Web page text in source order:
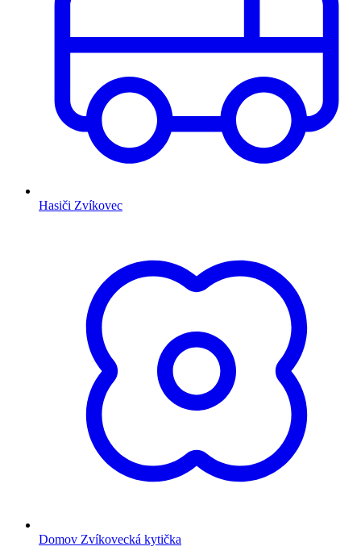
Hasiči Zvíkovec
Domov Zvíkovecká kytička